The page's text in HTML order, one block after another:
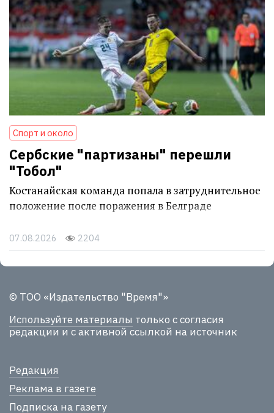
Спорт и около
Сербские "партизаны" перешли
"Тобол"
Костанайская команда попала в затруднительное
положение после поражения в Белграде
07.08.2026 2204
© ТОО «Издательство "Время"»
Используйте материалы только с согласия
редакции и с активной ссылкой на источник
Редакция
Реклама в газете
Подписка на газету